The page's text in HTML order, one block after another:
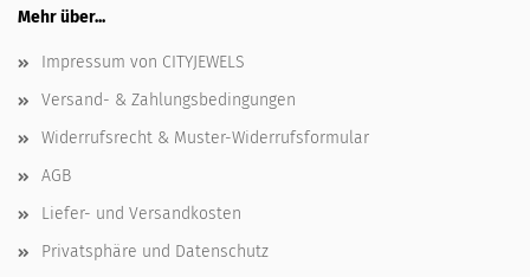
Mehr über...
Impressum von CITYJEWELS
Versand- & Zahlungsbedingungen
Widerrufsrecht & Muster-Widerrufsformular
AGB
Liefer- und Versandkosten
Privatsphäre und Datenschutz